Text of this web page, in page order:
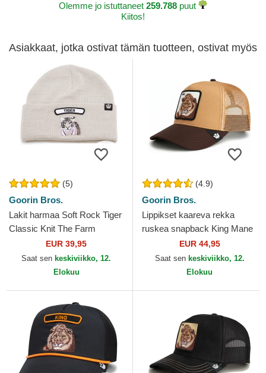
Olemme jo istuttaneet 259.788 puut
Kiitos!
Asiakkaat, jotka ostivat tämän tuotteen, ostivat myös
(5)
Goorin Bros.
Lakit harmaa Soft Rock Tiger
Classic Knit The Farm
Goorin Bros.EUR 39,95
Saat sen keskiviikko, 12.
Elokuu
(4.9)
Goorin Bros.
Lippikset kaareva rekka
ruskea snapback King Mane
Man The Farm Goorin Bros.
EUR 44,95
Saat sen keskiviikko, 12.
Elokuu